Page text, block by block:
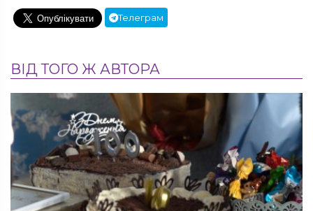
Телеграм
ВІД ТОГО Ж АВТОРА